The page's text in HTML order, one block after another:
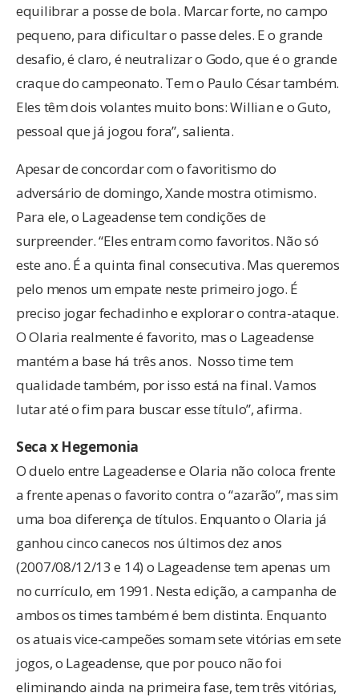
equilibrar a posse de bola. Marcar forte, no campo
pequeno, para dificultar o passe deles. E o grande
desafio, é claro, é neutralizar o Godo, que é o grande
craque do campeonato. Tem o Paulo César também.
Eles têm dois volantes muito bons: Willian e o Guto,
pessoal que já jogou fora”, salienta.
Apesar de concordar com o favoritismo do
adversário de domingo, Xande mostra otimismo.
Para ele, o Lageadense tem condições de
surpreender. “Eles entram como favoritos. Não só
este ano. É a quinta final consecutiva. Mas queremos
pelo menos um empate neste primeiro jogo. É
preciso jogar fechadinho e explorar o contra-ataque.
O Olaria realmente é favorito, mas o Lageadense
mantém a base há três anos. Nosso time tem
qualidade também, por isso está na final. Vamos
lutar até o fim para buscar esse título”, afirma.
Seca x Hegemonia
O duelo entre Lageadense e Olaria não coloca frente
a frente apenas o favorito contra o “azarão”, mas sim
uma boa diferença de títulos. Enquanto o Olaria já
ganhou cinco canecos nos últimos dez anos
(2007/08/12/13 e 14) o Lageadense tem apenas um
no currículo, em 1991. Nesta edição, a campanha de
ambos os times também é bem distinta. Enquanto
os atuais vice-campeões somam sete vitórias em sete
jogos, o Lageadense, que por pouco não foi
eliminando ainda na primeira fase, tem três vitórias,